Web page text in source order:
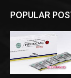
POPULAR